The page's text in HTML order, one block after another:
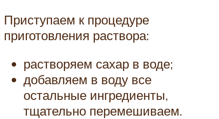
Приступаем к процедуре
приготовления раствора:
растворяем сахар в воде;
добавляем в воду все
остальные ингредиенты,
тщательно перемешиваем.